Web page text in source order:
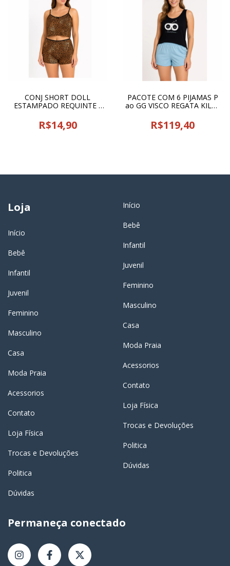
CONJ SHORT DOLL
ESTAMPADO REQUINTE -
R$14,90
PACOTE COM 6 PIJAMAS P
ao GG VISCO REGATA KILTY
R$119,40
Loja
Início
Bebê
Infantil
Juvenil
Feminino
Masculino
Casa
Moda Praia
Acessorios
Contato
Loja Física
Trocas e Devoluções
Politica
Dúvidas
Início
Bebê
Infantil
Juvenil
Feminino
Masculino
Casa
Moda Praia
Acessorios
Contato
Loja Física
Trocas e Devoluções
Politica
Dúvidas
Permaneça conectado